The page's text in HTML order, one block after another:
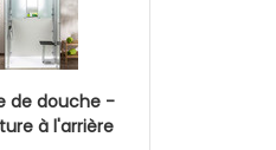
de douche -
à l'arrière